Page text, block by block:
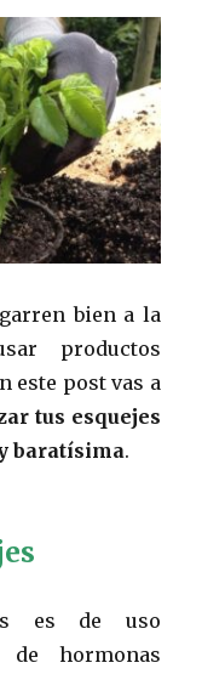
bien a la
productos
este post vas a
tus esquejes
baratísima.
es de uso
de hormonas